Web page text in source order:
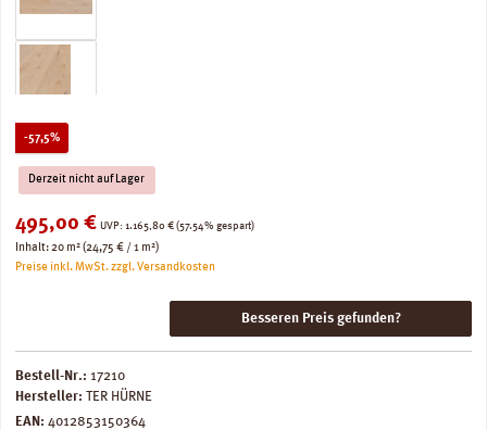
-57,5%Rabatt
Derzeit nicht auf Lager
Verkaufspreis:
495,00 € UVP: Regulärer Preis:
1.165,80 € (57.54% gespart)
Inhalt:20 m²(24,75 € / 1 m²)
Preise inkl. MwSt. zzgl. Versandkosten
Besseren Preis gefunden?
Bestell-Nr.: 17210
Hersteller: TER HÜRNE
EAN: 4012853150364